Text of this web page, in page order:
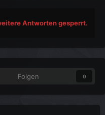
Antworten gesperrt.
Folgen 0